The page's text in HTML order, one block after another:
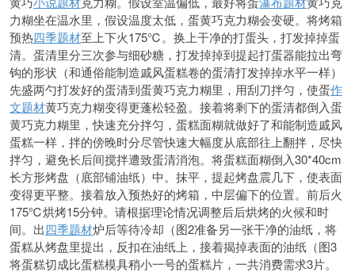
力糊坐在温水里，假设温度太低，蛋黄巧克力糊会变硬。将烤箱
预热四季题材至上下火175℃。换上干净的打蛋头，打发掉掉蛋
清。蛋清里分三次参与细砂糖，打发掉掉到提起打蛋器能拉出弯
钩的形状（和通俗能制造戚风蛋糕卷的蛋清打发掉掉水平一样）
先盛两勺打发好的蛋清到蛋黄巧克力糊里，用刮刀拌匀，使蛋作
文题材黄巧克力糊变得更蓬松轻盈。接着将剩下的蛋清都倒入蛋
黄巧克力糊里，快速充分拌匀，蛋糕面糊就做好了和能制造戚风
蛋糕一样，拌的傍晚时分尽管快速大幅度从底部往上翻拌，尽快
拌匀，避免长后间搅拌遭致蛋清消泡。将蛋糕面糊倒入30*40cm
长方形烤盘（底部铺油纸）中。抹平，提起烤盘震几下，使表面
变得更平整。接着放入预热好的烤箱，中层偏下的位置。前后火
175℃烘烤15分钟。请根据理论情况调整后后烘烤的火候和时
间。出四季题材炉后等待冷却（图2准备另一张干净的油纸，将
蛋糕从烤盘里提出，反扣在油纸上，接着揭掉表面的油纸（图3
将蛋糕切成比蛋糕模具稍小一号的蛋糕片，一共消费需求3片。